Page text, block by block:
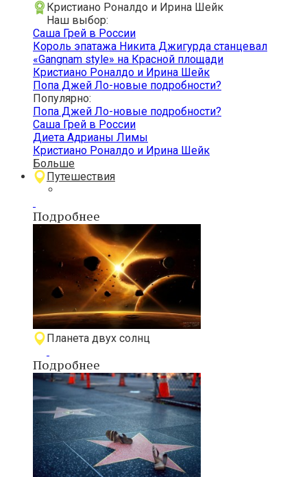
Кристиано Роналдо и Ирина Шейк
Наш выбор:
Саша Грей в России
Король эпатажа Никита Джигурда станцевал
«Gangnam style» на Красной площади
Кристиано Роналдо и Ирина Шейк
Попа Джей Ло-новые подробности?
Популярно:
Попа Джей Ло-новые подробности?
Саша Грей в России
Диета Адрианы Лимы
Кристиано Роналдо и Ирина Шейк
Больше
Путешествия
Подробнее
Планета двух солнц
Подробнее